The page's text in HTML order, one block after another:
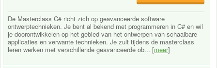
De Masterclass C# richt zich op geavanceerde software
ontwerptechnieken. Je bent al bekend met programmeren in C# en wil
je doorontwikkelen op het gebied van het ontwerpen van schaalbare
applicaties en verwante technieken. Je zult tijdens de masterclass
leren werken met verschillende geavanceerde ob... [meer]